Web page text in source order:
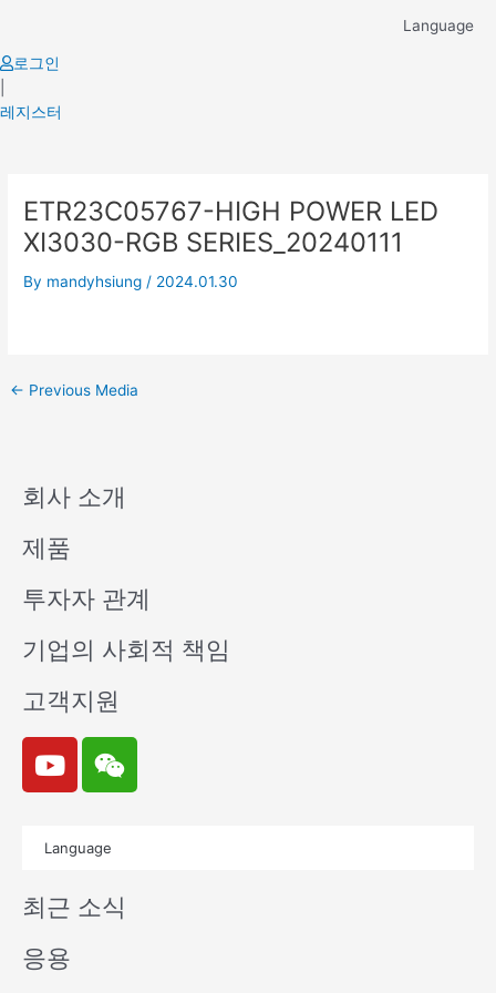
content
Language
로그인
레지스터
ETR23C05767-HIGH POWER LED
XI3030-RGB SERIES_20240111
By mandyhsiung / 2024.01.30
navigation
← Previous Media
회사 소개
제품
투자자 관계
기업의 사회적 책임
고객지원
Y
o
u
e
W
e
i
n
Language
최근 소식
응용